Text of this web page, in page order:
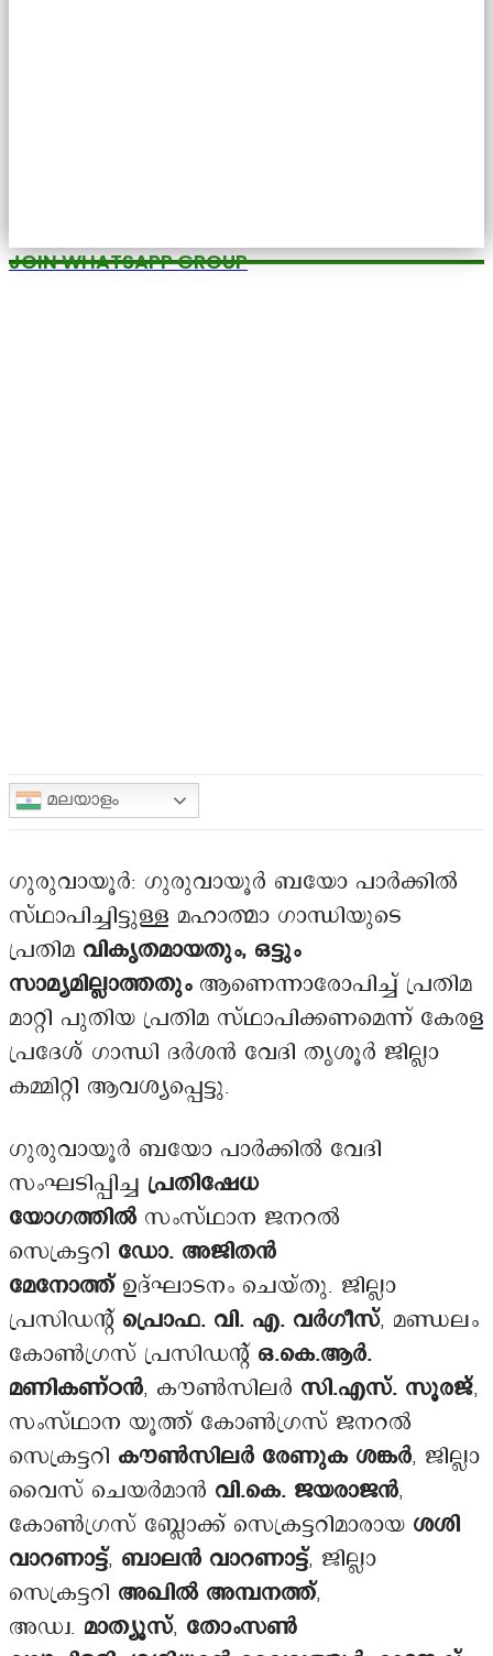
JOIN WHATSAPP GROUP
മലയാളം
ഗുരുവായൂർ: ഗുരുവായൂർ ബയോ പാർക്കിൽ
സ്ഥാപിച്ചിട്ടുള്ള മഹാത്മാ ഗാന്ധിയുടെ
പ്രതിമ വികൃതമായതും, ഒട്ടും
സാമ്യമില്ലാത്തതുംആണെന്നാരോപിച്ച് പ്രതിമ
മാറ്റി പുതിയ പ്രതിമ സ്ഥാപിക്കണമെന്ന് കേരള
പ്രദേശ് ഗാന്ധി ദർശൻ വേദി തൃശൂർ ജില്ലാ
കമ്മിറ്റി ആവശ്യപ്പെട്ടു.
ഗുരുവായൂർ ബയോ പാർക്കിൽ വേദി
സംഘടിപ്പിച്ച പ്രതിഷേധ
യോഗത്തിൽസംസ്ഥാന ജനറൽ
സെക്രട്ടറി ഡോ. അജിതൻ
മേനോത്ത്ഉദ്ഘാടനം ചെയ്തു. ജില്ലാ
പ്രസിഡന്റ് പ്രൊഫ. വി. എ. വർഗീസ്, മണ്ഡലം
കോൺഗ്രസ് പ്രസിഡന്റ് ഒ.കെ.ആർ.
മണികണ്ഠൻ, കൗൺസിലർ സി.എസ്. സൂരജ്,
സംസ്ഥാന യൂത്ത് കോൺഗ്രസ് ജനറൽ
സെക്രട്ടറി കൗൺസിലർ രേണുക ശങ്കർ, ജില്ലാ
വൈസ് ചെയർമാൻ വി.കെ. ജയരാജൻ,
കോൺഗ്രസ് ബ്ലോക്ക് സെക്രട്ടറിമാരായ ശശി
വാറണാട്ട്, ബാലൻ വാറണാട്ട്, ജില്ലാ
സെക്രട്ടറി അഖിൽ അമ്പനത്ത്,
അഡ്വ. മാത്യൂസ്, തോംസൺ